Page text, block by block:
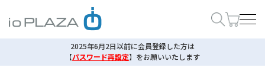
2025年6月2日以前に会員登録した方は
【パスワード再設定】 をお願いいたします